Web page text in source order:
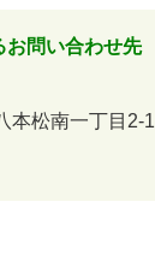
お問い合わせ先
本松南一丁目2-1